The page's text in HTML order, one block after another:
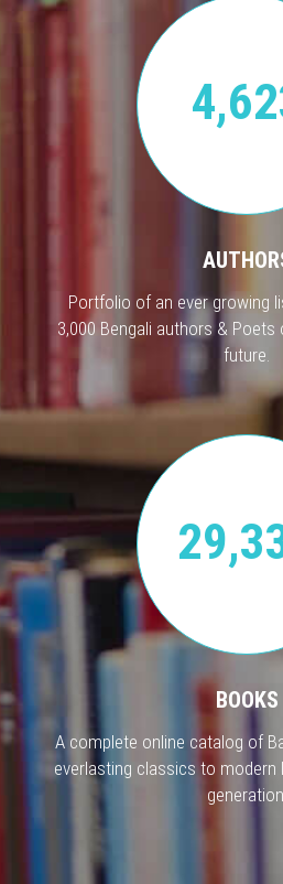
Portfolio of an ever growing
3,000 Bengali authors &
future.
BOOKS
A complete online catalog of
everlasting classics to
generation.